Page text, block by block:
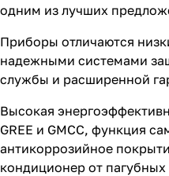
одним из лучших
Приборы отличаются
надежными системами
службы и расширенной
Высокая
GREE и GMCC, функция
антикоррозийное
кондиционер от